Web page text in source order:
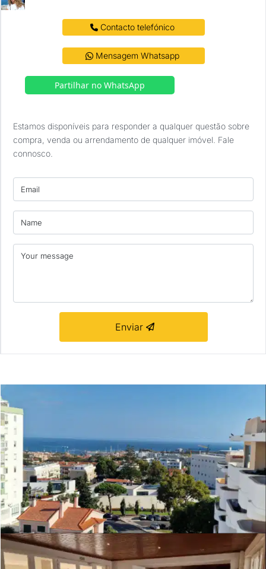
Contacto telefónico
Mensagem Whatsapp
Partilhar no WhatsApp
Estamos disponíveis para responder a qualquer questão sobre
compra, venda ou arrendamento de qualquer imóvel. Fale
connosco.